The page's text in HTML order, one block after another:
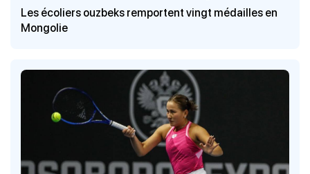
Les écoliers ouzbeks remportent vingt médailles en
Mongolie